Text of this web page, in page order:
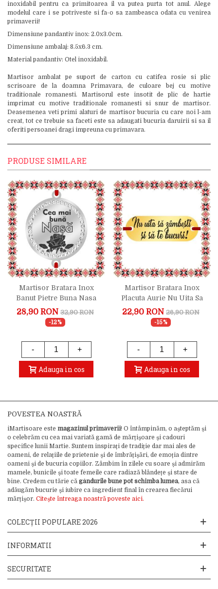
inoxidabil pentru ca primitoarea il va putea purta tot anul. Alege
modelul care i se potriveste si fa-o sa zambeasca odata cu venirea
primaverii!
Dimensiune pandantiv inox: 2.0x3.0cm.
Dimensiune ambalaj: 8.5x6.3 cm.
Material pandantiv: Otel inoxidabil.
Martisor ambalat pe suport de carton cu catifea rosie si plic
scrisoare de la doamna Primavara, de culoare bej cu motive
traditionale romanesti. Martisorul este insotit de plic de hartie
imprimat cu motive traditionale romanesti si snur de martisor.
Deasemenea veti primi alaturi de martisor bucuria cu care noi l-am
creat, tot ce trebuie sa faceti este sa adaugati bucuria daruirii si sa il
oferiti persoanei dragi impreuna cu primavara.
PRODUSE SIMILARE
Martisor Bratara Inox
Banut Pietre Buna Nasa
Argintiu
28,90 RON 32,90 RON
-12%
- +
Adauga in cos
Martisor Bratara Inox
Placuta Aurie Nu Uita Sa
Zambesti
22,90 RON 26,90 RON
-15%
- +
Adauga in cos
POVESTEA NOASTRĂ
iMartisoare este magazinul primăverii! O întâmpinăm, o așteptăm și
o celebrăm cu cea mai variată gamă de mărțișoare și cadouri
specifice lunii Martie. Suntem inspirați de tradiție dar mai ales de
oameni, de relațiile de prietenie și de îmbrățișări, de emoția dintre
oameni și de bucuria copiilor. Zâmbim în zilele cu soare și admirăm
mamele, bunicile și toate femeile care radiază blândețe și stare de
bine. Credem cu tărie că gândurile bune pot schimba lumea, asa că
adăugăm bucurie și iubire ca ingredient final în crearea fiecărui
mărțișor. Citește întreaga noastră poveste aici.
COLECȚII POPULARE 2026
INFORMATII
SECURITATE